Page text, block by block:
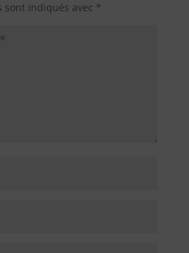
sont indiqués avec *